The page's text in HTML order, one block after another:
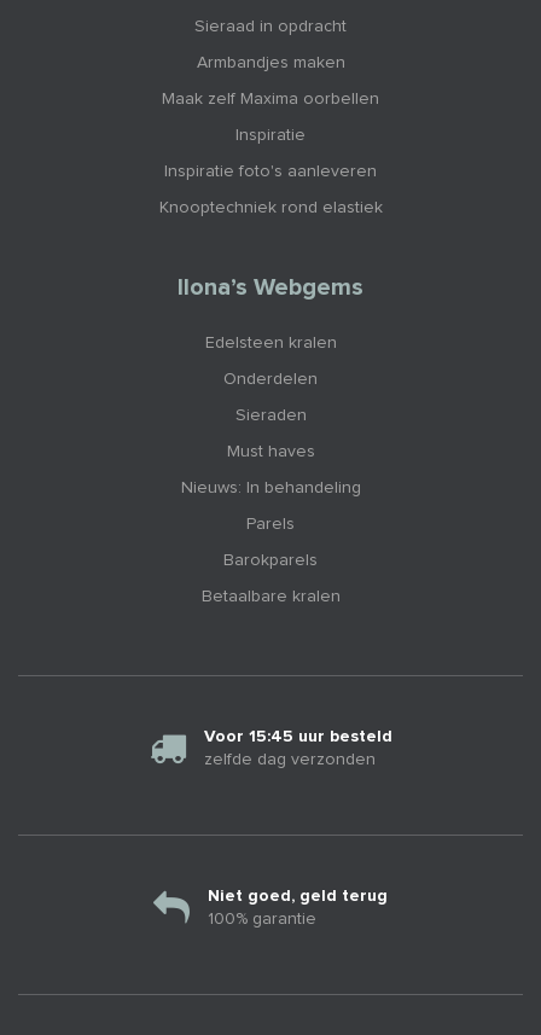
Sieraad in opdracht
Armbandjes maken
Maak zelf Maxima oorbellen
Inspiratie
Inspiratie foto's aanleveren
Knooptechniek rond elastiek
Ilona’s Webgems
Edelsteen kralen
Onderdelen
Sieraden
Must haves
Nieuws: In behandeling
Parels
Barokparels
Betaalbare kralen
Voor 15:45 uur besteld
zelfde dag verzonden
Niet goed, geld terug
100% garantie